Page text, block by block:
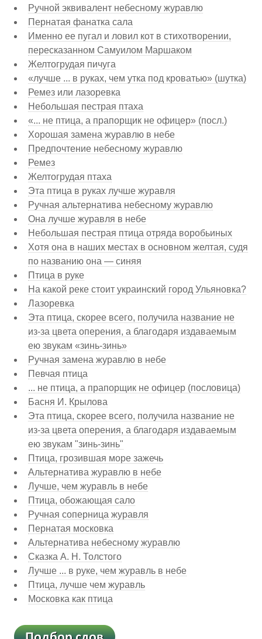
Ручной эквивалент небесному журавлю
Пернатая фанатка сала
Именно ее пугал и ловил кот в стихотворении,
пересказанном Самуилом Маршаком
Желтогрудая пичуга
«лучше ... в руках, чем утка под кроватью» (шутка)
Ремез или лазоревка
Небольшая пестрая птаха
«... не птица, а прапорщик не офицер» (посл.)
Хорошая замена журавлю в небе
Предпочтение небесному журавлю
Ремез
Желтогрудая птаха
Эта птица в руках лучше журавля
Ручная альтернатива небесному журавлю
Она лучше журавля в небе
Небольшая пестрая птица отряда воробьиных
Хотя она в наших местах в основном желтая, судя
по названию она — синяя
Птица в руке
На какой реке стоит украинский город Ульяновка?
Лазоревка
Эта птица, скорее всего, получила название не
из-за цвета оперения, а благодаря издаваемым
ею звукам «зинь-зинь»
Ручная замена журавлю в небе
Певчая птица
... не птица, а прапорщик не офицер (пословица)
Басня И. Крылова
Эта птица, скорее всего, получила название не
из-за цвета оперения, а благодаря издаваемым
ею звукам "зинь-зинь"
Птица, грозившая море зажечь
Альтернатива журавлю в небе
Лучше, чем журавль в небе
Птица, обожающая сало
Ручная соперница журавля
Пернатая московка
Альтернатива небесному журавлю
Сказка А. Н. Толстого
Лучше ... в руке, чем журавль в небе
Птица, лучше чем журавль
Московка как птица